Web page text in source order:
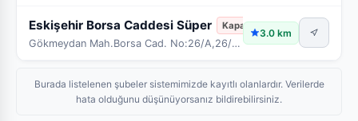
Eskişehir Borsa Caddesi Süper Kapalı
Gökmeydan Mah.Borsa Cad. No:26/A,26/B,26/C Odunpaz
3.0 km
Burada listelenen şubeler sistemimizde kayıtlı olanlardır. Verilerde
hata olduğunu düşünüyorsanız bildirebilirsiniz.